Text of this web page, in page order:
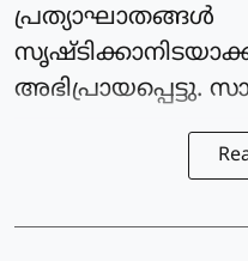
പ്രത്യാഘാതങ്ങൾ
അഭിപ്രായപ്പെട്ടു.